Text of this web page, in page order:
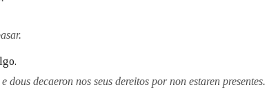
dous decaeron nos seus dereitos por non estaren presentes.